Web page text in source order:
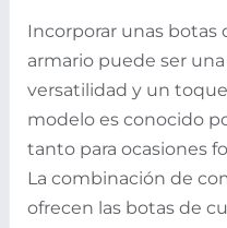
Incorporar unas botas
armario puede ser
versatilidad y un
modelo es conocido
tanto para ocasiones
La combinación de
ofrecen las botas de